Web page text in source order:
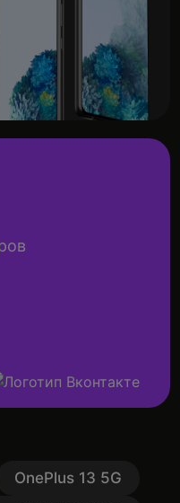
OnePlus 13 5G